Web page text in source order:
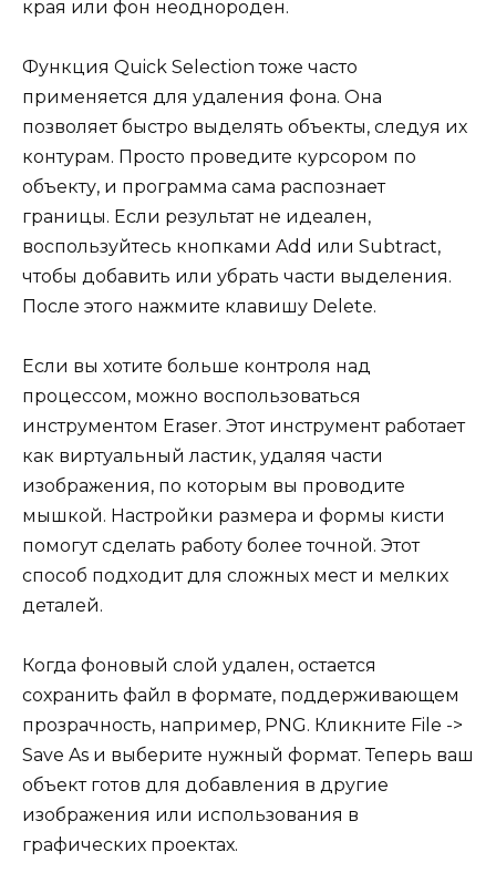
края или фон неоднороден.
Функция Quick Selection тоже часто
применяется для удаления фона. Она
позволяет быстро выделять объекты, следуя их
контурам. Просто проведите курсором по
объекту, и программа сама распознает
границы. Если результат не идеален,
воспользуйтесь кнопками Add или Subtract,
чтобы добавить или убрать части выделения.
После этого нажмите клавишу Delete.
Если вы хотите больше контроля над
процессом, можно воспользоваться
инструментом Eraser. Этот инструмент работает
как виртуальный ластик, удаляя части
изображения, по которым вы проводите
мышкой. Настройки размера и формы кисти
помогут сделать работу более точной. Этот
способ подходит для сложных мест и мелких
деталей.
Когда фоновый слой удален, остается
сохранить файл в формате, поддерживающем
прозрачность, например, PNG. Кликните File ->
Save As и выберите нужный формат. Теперь ваш
объект готов для добавления в другие
изображения или использования в
графических проектах.